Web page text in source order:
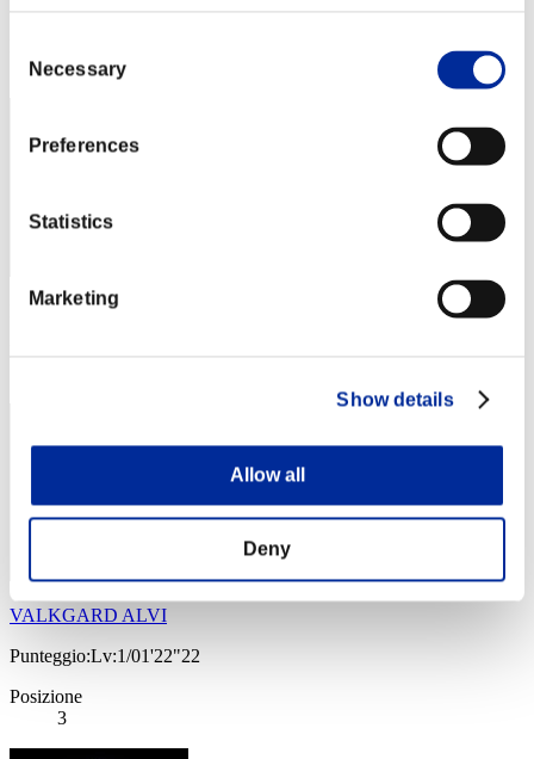
Selection
Necessary
Preferences
Statistics
Marketing
Show details
Allow all
Deny
1
Punteggio: -
Posizione
VALKGARD ALVI
Punteggio:Lv:1/01'22"22
Posizione
3